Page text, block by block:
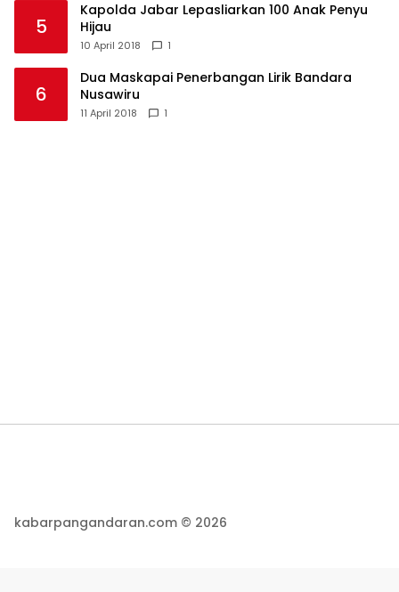
5
Kapolda Jabar Lepasliarkan 100 Anak Penyu
Hijau
10 April 2018 1
6
Dua Maskapai Penerbangan Lirik Bandara
Nusawiru
11 April 2018 1
kabarpangandaran.com © 2026